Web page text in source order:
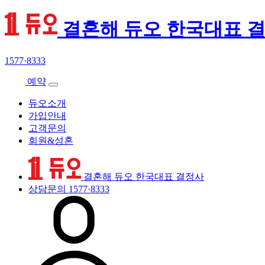
결혼해 듀오 한국대표
1577·8333
예약
듀오소개
가입안내
고객문의
회원&성혼
결혼해 듀오 한국대표 결정사
상담문의 1577·8333